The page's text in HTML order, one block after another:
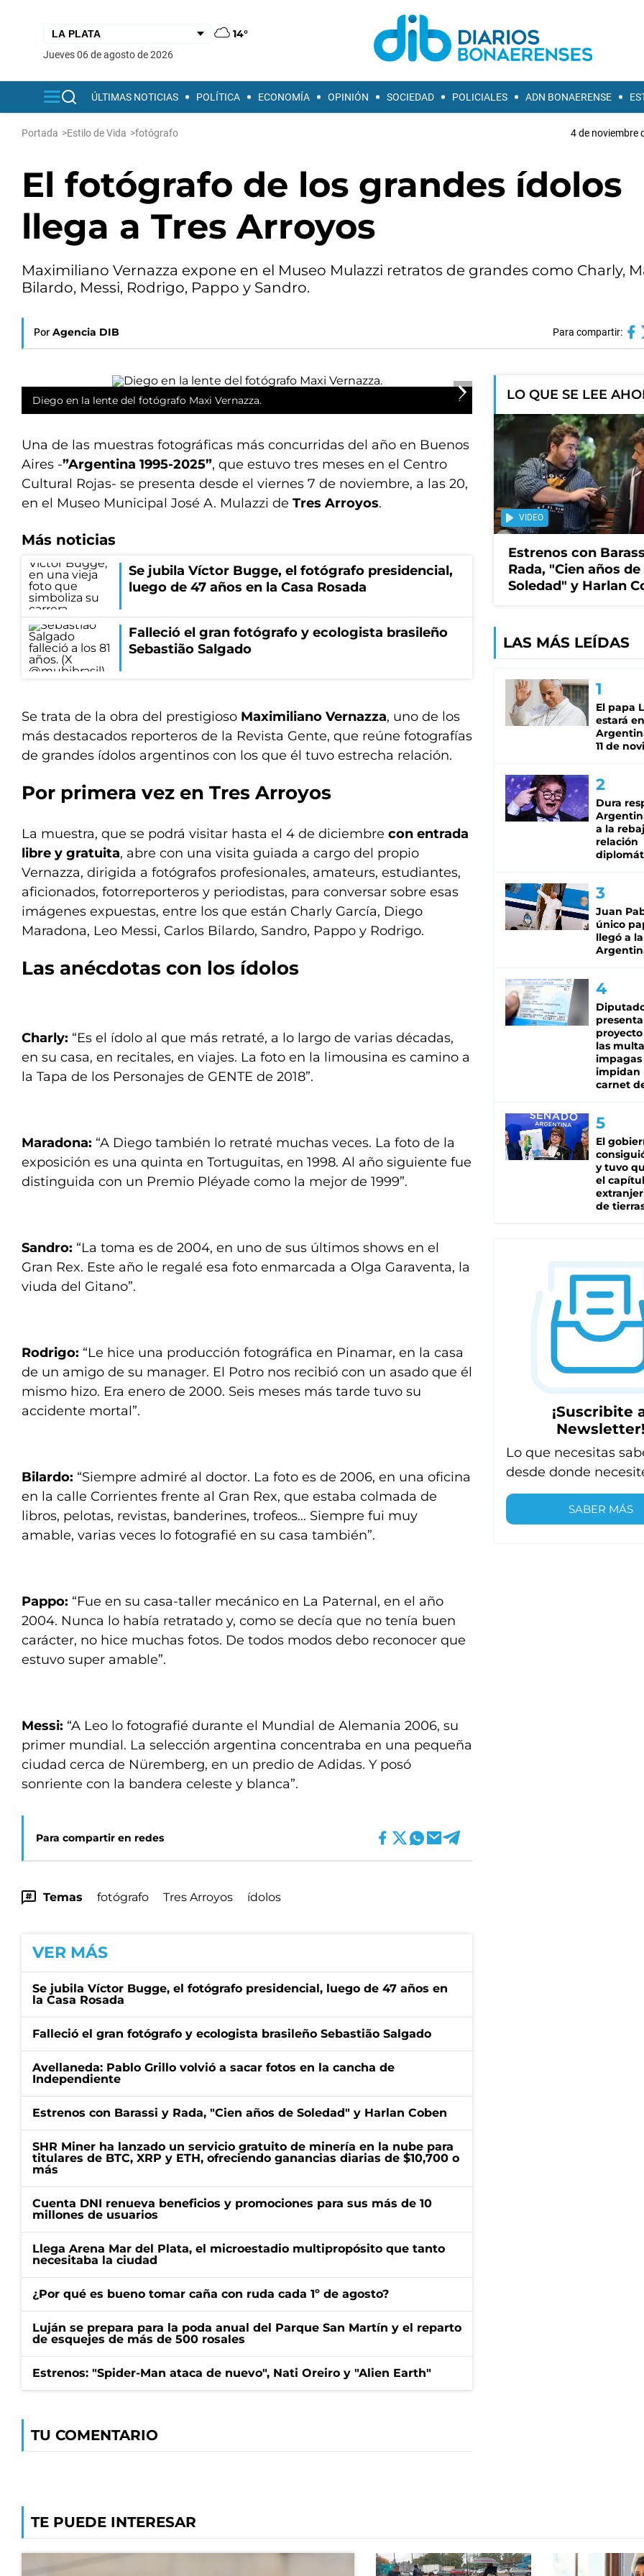
14°
jueves 06 de agosto de 2026
ÚLTIMAS NOTICIAS POLÍTICA ECONOMÍA OPINIÓN SOCIEDAD POLICIALES ADN BONAERENSE
Portada >Estilo de Vida >fotógrafo 4 de noviembre
El fotógrafo de los grandes ídolos
llega a Tres Arroyos
Maximiliano Vernazza expone en el Museo Mulazzi retratos de grandes como Charly,
Bilardo, Messi, Rodrigo, Pappo y Sandro.
Por Agencia DIB Para compartir:
Diego en la lente del fotógrafo Maxi Vernazza.
Una de las muestras fotográficas más concurridas del año en Buenos
Aires -”Argentina 1995-2025”, que estuvo tres meses en el Centro
Cultural Rojas- se presenta desde el viernes 7 de noviembre, a las 20,
en el Museo Municipal José A. Mulazzi de Tres Arroyos.
Más noticias
Se jubila Víctor Bugge, el fotógrafo presidencial,
luego de 47 años en la Casa Rosada
Falleció el gran fotógrafo y ecologista brasileño
Sebastião Salgado
Se trata de la obra del prestigioso Maximiliano Vernazza, uno de los
más destacados reporteros de la Revista Gente, que reúne fotografías
de grandes ídolos argentinos con los que él tuvo estrecha relación.
Por primera vez en Tres Arroyos
La muestra, que se podrá visitar hasta el 4 de diciembre con entrada
libre y gratuita, abre con una visita guiada a cargo del propio
Vernazza, dirigida a fotógrafos profesionales, amateurs, estudiantes,
aficionados, fotorreporteros y periodistas, para conversar sobre esas
imágenes expuestas, entre los que están Charly García, Diego
Maradona, Leo Messi, Carlos Bilardo, Sandro, Pappo y Rodrigo.
Las anécdotas con los ídolos
Charly: “Es el ídolo al que más retraté, a lo largo de varias décadas,
en su casa, en recitales, en viajes. La foto en la limousina es camino a
la Tapa de los Personajes de GENTE de 2018”.
Maradona: “A Diego también lo retraté muchas veces. La foto de la
exposición es una quinta en Tortuguitas, en 1998. Al año siguiente fue
distinguida con un Premio Pléyade como la mejor de 1999”.
Sandro: “La toma es de 2004, en uno de sus últimos shows en el
Gran Rex. Este año le regalé esa foto enmarcada a Olga Garaventa, la
viuda del Gitano”.
Rodrigo: “Le hice una producción fotográfica en Pinamar, en la casa
de un amigo de su manager. El Potro nos recibió con un asado que él
mismo hizo. Era enero de 2000. Seis meses más tarde tuvo su
accidente mortal”.
Bilardo: “Siempre admiré al doctor. La foto es de 2006, en una oficina
en la calle Corrientes frente al Gran Rex, que estaba colmada de
libros, pelotas, revistas, banderines, trofeos… Siempre fui muy
amable, varias veces lo fotografié en su casa también”.
Pappo: “Fue en su casa-taller mecánico en La Paternal, en el año
2004. Nunca lo había retratado y, como se decía que no tenía buen
carácter, no hice muchas fotos. De todos modos debo reconocer que
estuvo super amable”.
Messi: “A Leo lo fotografié durante el Mundial de Alemania 2006, su
primer mundial. La selección argentina concentraba en una pequeña
ciudad cerca de Nüremberg, en un predio de Adidas. Y posó
sonriente con la bandera celeste y blanca”.
Para compartir en redes
Temas fotógrafo Tres Arroyos ídolos
VER MÁS
Se jubila Víctor Bugge, el fotógrafo presidencial, luego de 47 años en
la Casa Rosada
Falleció el gran fotógrafo y ecologista brasileño Sebastião Salgado
Avellaneda: Pablo Grillo volvió a sacar fotos en la cancha de
Independiente
Estrenos con Barassi y Rada, "Cien años de Soledad" y Harlan Coben
SHR Miner ha lanzado un servicio gratuito de minería en la nube para
titulares de BTC, XRP y ETH, ofreciendo ganancias diarias de $10,700 o
más
Cuenta DNI renueva beneficios y promociones para sus más de 10
millones de usuarios
Llega Arena Mar del Plata, el microestadio multipropósito que tanto
necesitaba la ciudad
¿Por qué es bueno tomar caña con ruda cada 1º de agosto?
Luján se prepara para la poda anual del Parque San Martín y el reparto
de esquejes de más de 500 rosales
Estrenos: "Spider-Man ataca de nuevo", Nati Oreiro y "Alien Earth"
TU COMENTARIO
LO QUE SE LEE
VIDEO
Estrenos con
Rada, "Cien años de
Soledad" y Harlan
LAS MÁS LEÍDAS
El papa
estará
11 de
Dura
a la
relación
Juan
único
llegó a la
las
impagas
impidan
carnet
El
y tuvo
el
de
¡Suscribite
Newsletter!
Lo que necesitas
desde donde
SABER MÁS
TE PUEDE INTERESAR